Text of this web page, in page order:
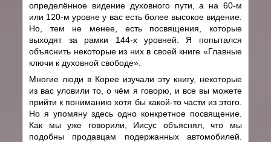
определённое видение духовного пути, а на 60-м
или 120-м уровне у вас есть более высокое видение.
Но, тем не менее, есть посвящения, которые
выходят за рамки 144-х уровней. Я попытался
объяснить некоторые из них в своей книге «Главные
ключи к духовной свободе».
Многие люди в Корее изучали эту книгу, некоторые
из вас уловили то, о чём я говорю, и все вы можете
прийти к пониманию хотя бы какой-то части из этого.
Но я упомяну здесь одно конкретное посвящение.
Как мы уже говорили, Иисус объяснял, что мы
подобны продавцам подержанных автомобилей.